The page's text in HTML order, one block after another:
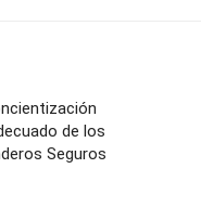
de los
Seguros